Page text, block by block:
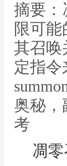
摘要：
限可
其召唤
定指
奥秘，
考
凋